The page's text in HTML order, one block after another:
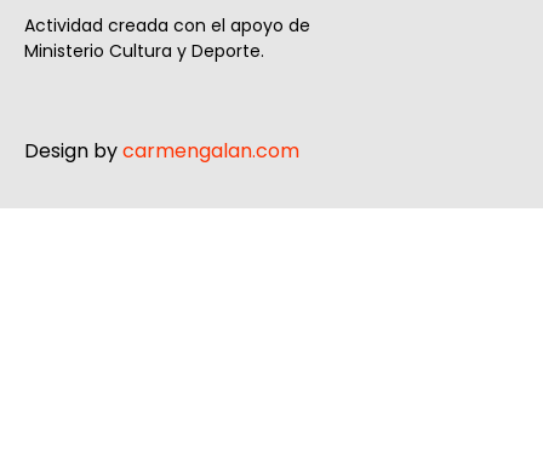
Actividad creada con el apoyo de
Ministerio Cultura y Deporte.
Design bycarmengalan.com